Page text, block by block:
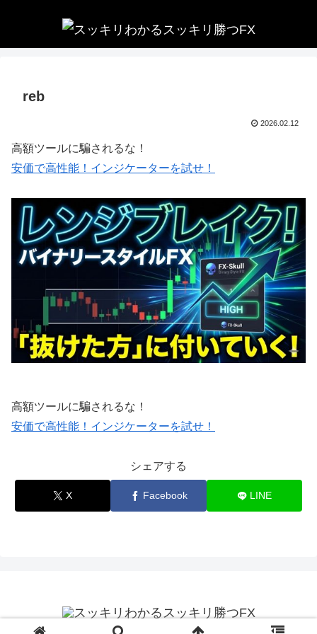
reb
2026.02.12
高額ツールに騙されるな！
安価で高性能！インジケーターを試せ！
高額ツールに騙されるな！
安価で高性能！インジケーターを試せ！
シェアする
X Facebook LINE